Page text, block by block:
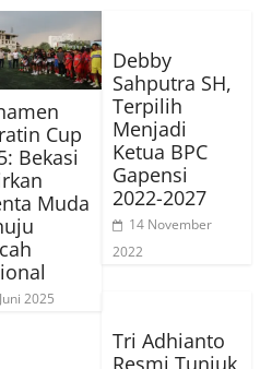
Cup
Bekasi
Muda
2025
Debby
Sahputra SH,
Terpilih
Menjadi
Ketua BPC
Gapensi
2022-2027
14 November
2022
Tri Adhianto
Resmi Tunjuk